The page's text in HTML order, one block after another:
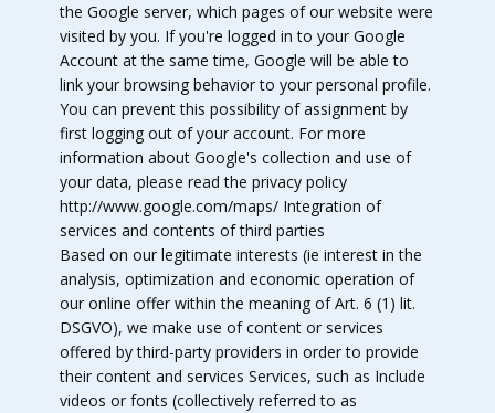
the Google server, which pages of our website were
visited by you. If you're logged in to your Google
Account at the same time, Google will be able to
link your browsing behavior to your personal profile.
You can prevent this possibility of assignment by
first logging out of your account. For more
information about Google's collection and use of
your data, please read the privacy policy
http://www.google.com/maps/ Integration of
services and contents of third parties
Based on our legitimate interests (ie interest in the
analysis, optimization and economic operation of
our online offer within the meaning of Art. 6 (1) lit.
DSGVO), we make use of content or services
offered by third-party providers in order to provide
their content and services Services, such as Include
videos or fonts (collectively referred to as